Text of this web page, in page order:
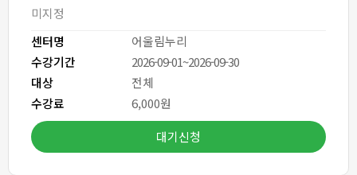
센터명
어울림누리
수강기간
2026-09-01~2026-09-30
대상
전체
수강료
6,000원
미지정
대기신청